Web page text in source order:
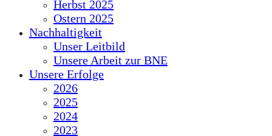
Herbst 2025
Ostern 2025
Nachhaltigkeit
Unser Leitbild
Unsere Arbeit zur BNE
Unsere Erfolge
2026
2025
2024
2023